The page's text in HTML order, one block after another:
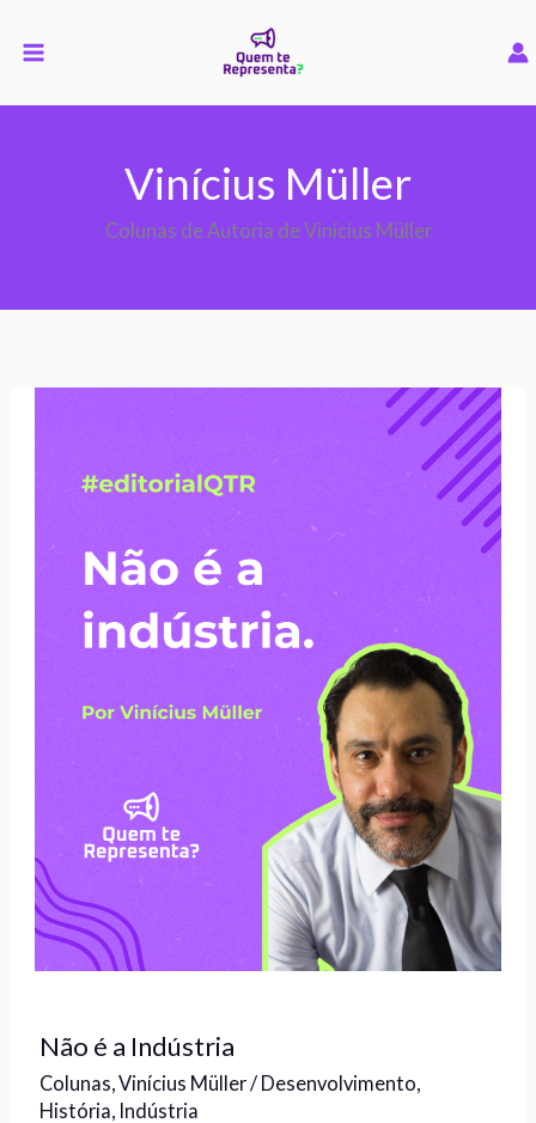
para
Vinícius Müller
Colunas de Autoria de Vinícius Müller
Não é a Indústria
Colunas ,Vinícius Müller / Desenvolvimento
História Indústria